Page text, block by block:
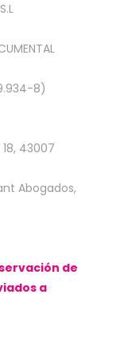
8)
43007
Abogados,
de
a